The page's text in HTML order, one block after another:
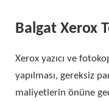
Balgat Xerox
Xerox yazıcı ve
yapılması, gereksiz
maliyetlerin önüne